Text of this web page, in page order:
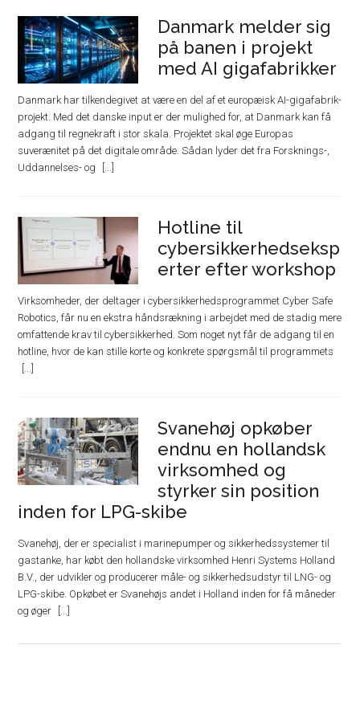
Danmark melder sig
på banen i projekt
med AI gigafabrikker
Danmark har tilkendegivet at være en del af et europæisk AI-gigafabrik-
projekt. Med det danske input er der mulighed for, at Danmark kan få
adgang til regnekraft i stor skala. Projektet skal øge Europas
suverænitet på det digitale område. Sådan lyder det fra Forsknings-,
Uddannelses- og
Hotline til
cybersikkerhedseksp
erter efter workshop
Virksomheder, der deltager i cybersikkerhedsprogrammet Cyber Safe
Robotics, får nu en ekstra håndsrækning i arbejdet med de stadig mere
omfattende krav til cybersikkerhed. Som noget nyt får de adgang til en
hotline, hvor de kan stille korte og konkrete spørgsmål til programmets
Svanehøj opkøber
endnu en hollandsk
virksomhed og
styrker sin position
inden for LPG-skibe
Svanehøj, der er specialist i marinepumper og sikkerhedssystemer til
gastanke, har købt den hollandske virksomhed Henri Systems Holland
B.V., der udvikler og producerer måle- og sikkerhedsudstyr til LNG- og
LPG-skibe. Opkøbet er Svanehøjs andet i Holland inden for få måneder
og øger